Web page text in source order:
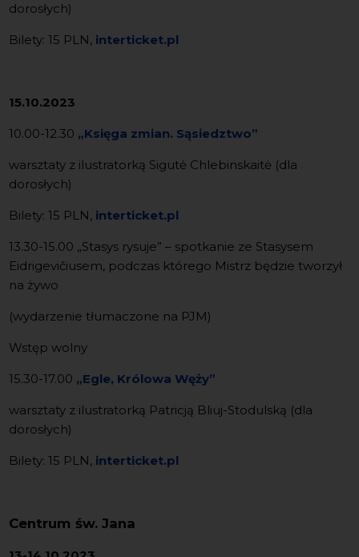
dorosłych)
Bilety: 15 PLN, interticket.pl
15.10.2023
10.00-12.30 „Księga zmian. Sąsiedztwo”
warsztaty z ilustratorką Sigutė Chlebinskaitė (dla
dorosłych)
Bilety: 15 PLN, interticket.pl
13.30-15.00 „Stasys rysuje” – spotkanie ze Stasysem
Eidrigevičiusem, podczas którego Mistrz będzie tworzył
na żywo
(wydarzenie tłumaczone na PJM)
Wstęp wolny
15.30-17.00 „Egle, Królowa Węży”
warsztaty z ilustratorką Patricją Bliuj-Stodulską (dla
dorosłych)
Bilety: 15 PLN, interticket.pl
Centrum św. Jana